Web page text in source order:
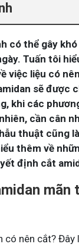
có thể gây
Tuấn tôi
việc liệu có
sẽ được
khi các
cần cân
thuật cũng
thêm về
định cắt
mãn
có nên cắt? Đây